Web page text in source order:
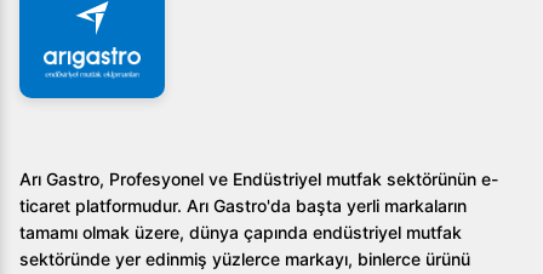
Arı Gastro, Profesyonel ve Endüstriyel mutfak sektörünün e-
ticaret platformudur. Arı Gastro'da başta yerli markaların
tamamı olmak üzere, dünya çapında endüstriyel mutfak
sektöründe yer edinmiş yüzlerce markayı, binlerce ürünü